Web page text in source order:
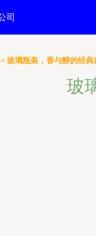
司
> 玻璃瓶装，香与醇的经典
玻